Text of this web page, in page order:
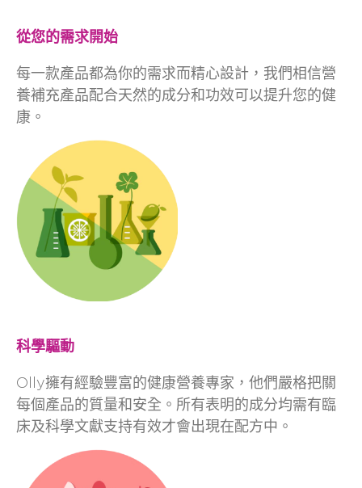
從您的需求開始
每一款產品都為你的需求而精心設計，我們相信營
養補充產品配合天然的成分和功效可以提升您的健
康。
科學驅動
Olly擁有經驗豐富的健康營養專家，他們嚴格把關
每個產品的質量和安全。所有表明的成分均需有臨
床及科學文獻支持有效才會出現在配方中。